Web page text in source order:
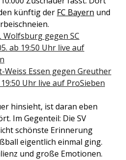
künftig der FC Bayern und
Wolfsburg gegen SC
ab 19:50 Uhr live auf
Weiss Essen gegen Greuther
Uhr live auf ProSieben
hinsieht, ist daran eben
Im Gegenteil: Die SV
schönste Erinnerung
eigentlich einmal ging.
und große Emotionen.